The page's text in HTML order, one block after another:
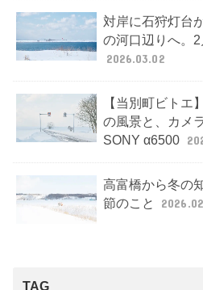
対岸に石狩灯台
の河口辺りへ。2
2026.03.02
【当別町ビトエ
の風景と、カメ
SONY α6500
高富橋から冬の
節のこと
TAG